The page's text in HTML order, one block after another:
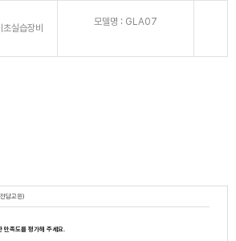
실습장비
모델명 : GLA07
담교원)
만족도를 평가해 주세요.